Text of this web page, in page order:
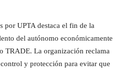
por UPTA destaca el fin de la
del autónomo económicamente
TRADE. La organización reclama
y protección para evitar que